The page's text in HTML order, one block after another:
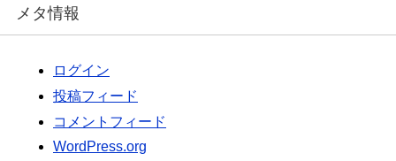
メタ情報
ログイン
投稿フィード
コメントフィード
WordPress.org